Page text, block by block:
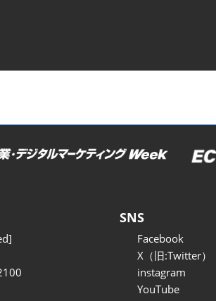
SNS
Facebook
X（旧:Twitter）
instagram
YouTube